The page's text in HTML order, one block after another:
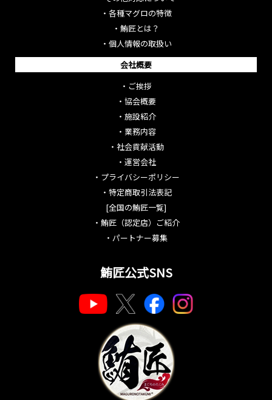
・ 各種マグロの特徴
・ 鮪匠とは？
・ 個人情報の取扱い
会社概要
・ ご挨拶
・ 協会概要
・ 施設紹介
・ 業務内容
・ 社会貢献活動
・ 運営会社
・ プライバシーポリシー
・ 特定商取引法表記
[全国の鮪匠一覧]
・ 鮪匠（認定店）ご紹介
・ パートナー募集
鮪匠公式SNS